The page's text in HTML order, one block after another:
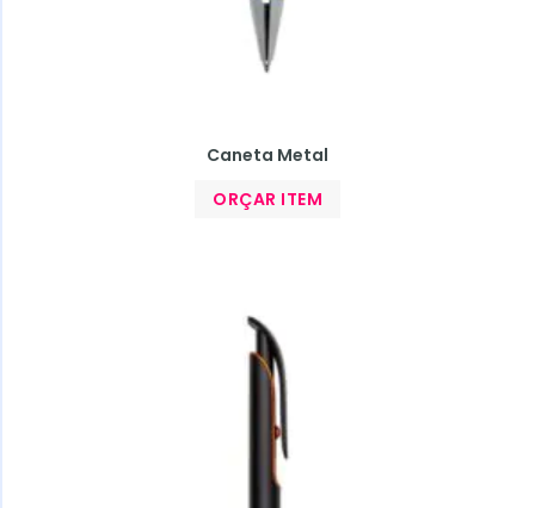
Caneta Metal
ORÇAR ITEM